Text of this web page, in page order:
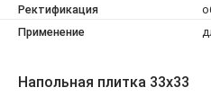
Ректификация
Применение
Напольная плитка 33x33